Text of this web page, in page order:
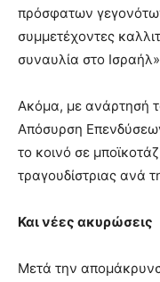
πρόσφατων
συμμετέχοντες
συναυλία στο
Ακόμα, με ανάρτησή
Απόσυρση
το κοινό σε
τραγουδίστριας ανά
Και νέες ακυρώσεις
Μετά την